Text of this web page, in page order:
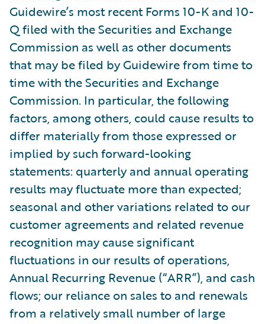
Guidewire’s most recent Forms 10-K and 10-
Q filed with the Securities and Exchange
Commission as well as other documents
that may be filed by Guidewire from time to
time with the Securities and Exchange
Commission. In particular, the following
factors, among others, could cause results to
differ materially from those expressed or
implied by such forward-looking
statements: quarterly and annual operating
results may fluctuate more than expected;
seasonal and other variations related to our
customer agreements and related revenue
recognition may cause significant
fluctuations in our results of operations,
Annual Recurring Revenue (“ARR”), and cash
flows; our reliance on sales to and renewals
from a relatively small number of large